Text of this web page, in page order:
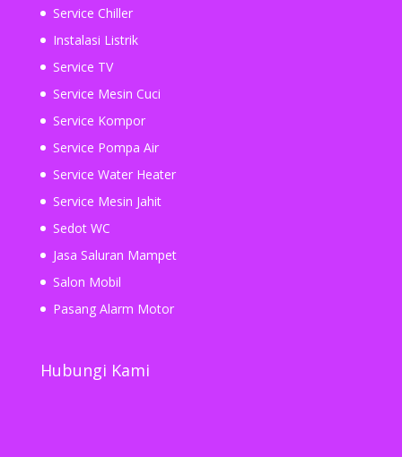
Service Chiller
Instalasi Listrik
Service TV
Service Mesin Cuci
Service Kompor
Service Pompa Air
Service Water Heater
Service Mesin Jahit
Sedot WC
Jasa Saluran Mampet
Salon Mobil
Pasang Alarm Motor
Hubungi Kami